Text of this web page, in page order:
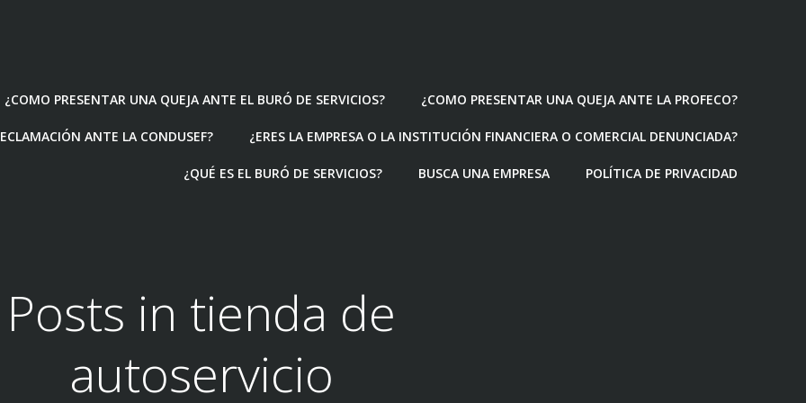
¿COMO PRESENTAR UNA QUEJA ANTE EL BURÓ DE SERVICIOS? ¿COMO PRESENTAR UNA QUEJA ANTE LA PROFECO?
ANTE LA CONDUSEF? ¿ERES LA EMPRESA O LA INSTITUCIÓN FINANCIERA O COMERCIAL DENUNCIADA?
¿QUÉ ES EL BURÓ DE SERVICIOS? BUSCA UNA EMPRESA POLÍTICA DE PRIVACIDAD
Posts in tienda de
autoservicio